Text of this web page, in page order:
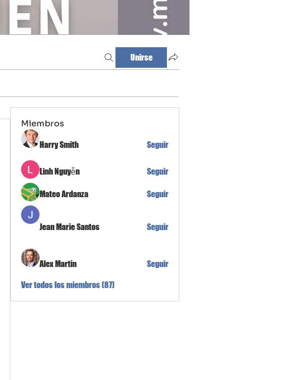
Unirse
Miembros
Harry Smith Seguir
Linh Nguyễn Seguir
Mateo Ardanza Seguir
Jean Marie Santos Seguir
Alex Martin Seguir
Ver todos los miembros (87)